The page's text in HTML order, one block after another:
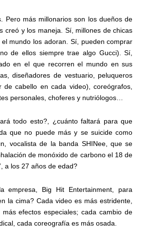
Pero más millonarios son los dueños de
creó y los maneja. Sí, millones de chicas
mundo los adoran. Sí, pueden comprar
de ellos siempre trae algo Gucci). Sí,
en el que recorren el mundo en sus
diseñadores de vestuario, peluqueros
de cabello en cada video), coreógrafos,
personales, choferes y nutriólogos…
todo esto?, ¿cuánto faltará para que
que no puede más y se suicide como
vocalista de la banda SHINee, que se
de monóxido de carbono el 18 de
a los 27 años de edad?
empresa, Big Hit Entertainment, para
la cima? Cada video es más estridente,
más efectos especiales; cada cambio de
cada coreografía es más osada.